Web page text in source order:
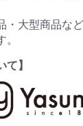
・大型商品な
て】